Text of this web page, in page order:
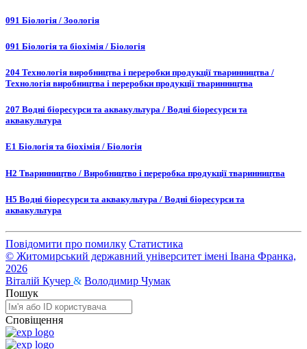
091 Біологія / Зоологія
091 Біологія та біохімія / Біологія
204 Технологія виробництва і переробки продукції тваринництва /
Технологія виробництва і переробки продукції тваринництва
207 Водні біоресурси та аквакультура / Водні біоресурси та
аквакультура
E1 Біологія та біохімія / Біологія
H2 Тваринництво / Виробництво і переробка продукції тваринництва
H5 Водні біоресурси та аквакультура / Водні біоресурси та
аквакультура
Повідомити про помилку Статистика
© Житомирський державний університет імені Івана Франка,
2026
Віталій Кучер & Володимир Чумак
Пошук
Сповіщення